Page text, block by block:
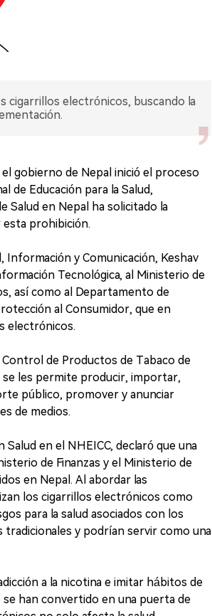
cigarrillos electrónicos, buscando la
gobierno de Nepal inició el proceso
de Educación para la Salud,
Salud en Nepal ha solicitado la
prohibición.
Información y Comunicación, Keshav
Tecnológica, al Ministerio de
así como al Departamento de
al Consumidor, que en
electrónicos.
de Productos de Tabaco de
se les permite producir, importar,
público, promover y anunciar
de medios.
en el NHEICC, declaró que una
de Finanzas y el Ministerio de
en Nepal. Al abordar las
los cigarrillos electrónicos como
para la salud asociados con los
y podrían servir como una
a la nicotina e imitar hábitos de
han convertido en una puerta de